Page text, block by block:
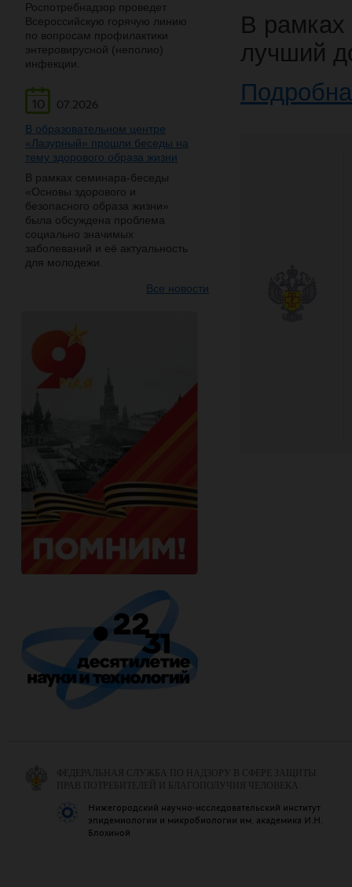
Роспотребнадзор проведет
Всероссийскую горячую линию
по вопросам профилактики
энтеровирусной (неполио)
инфекции.
10
07.2026
В образовательном центре
«Лазурный» прошли беседы на
тему здорового образа жизни
В рамках семинара-беседы
«Основы здорового и
безопасного образа жизни»
была обсуждена проблема
социально значимых
заболеваний и её актуальность
для молодежи.
Все новости
В рамках
лучший
ФЕДЕРАЛЬНАЯ СЛУЖБА ПО НАДЗОРУ В СФЕРЕ ЗАЩИТЫ
ПРАВ ПОТРЕБИТЕЛЕЙ И БЛАГОПОЛУЧИЯ ЧЕЛОВЕКА
Нижегородский научно-исследовательский институт
эпидемиологии и микробиологии им. академика И.Н.
Блохиной